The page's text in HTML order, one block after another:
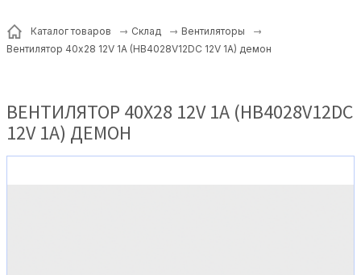
Каталог товаров Склад
Вентиляторы
Вентилятор 40х28 12V 1A (HB4028V12DC 12V 1A) демон
ВЕНТИЛЯТОР 40Х28 12V 1A (HB4028V12DC
12V 1A) ДЕМОН